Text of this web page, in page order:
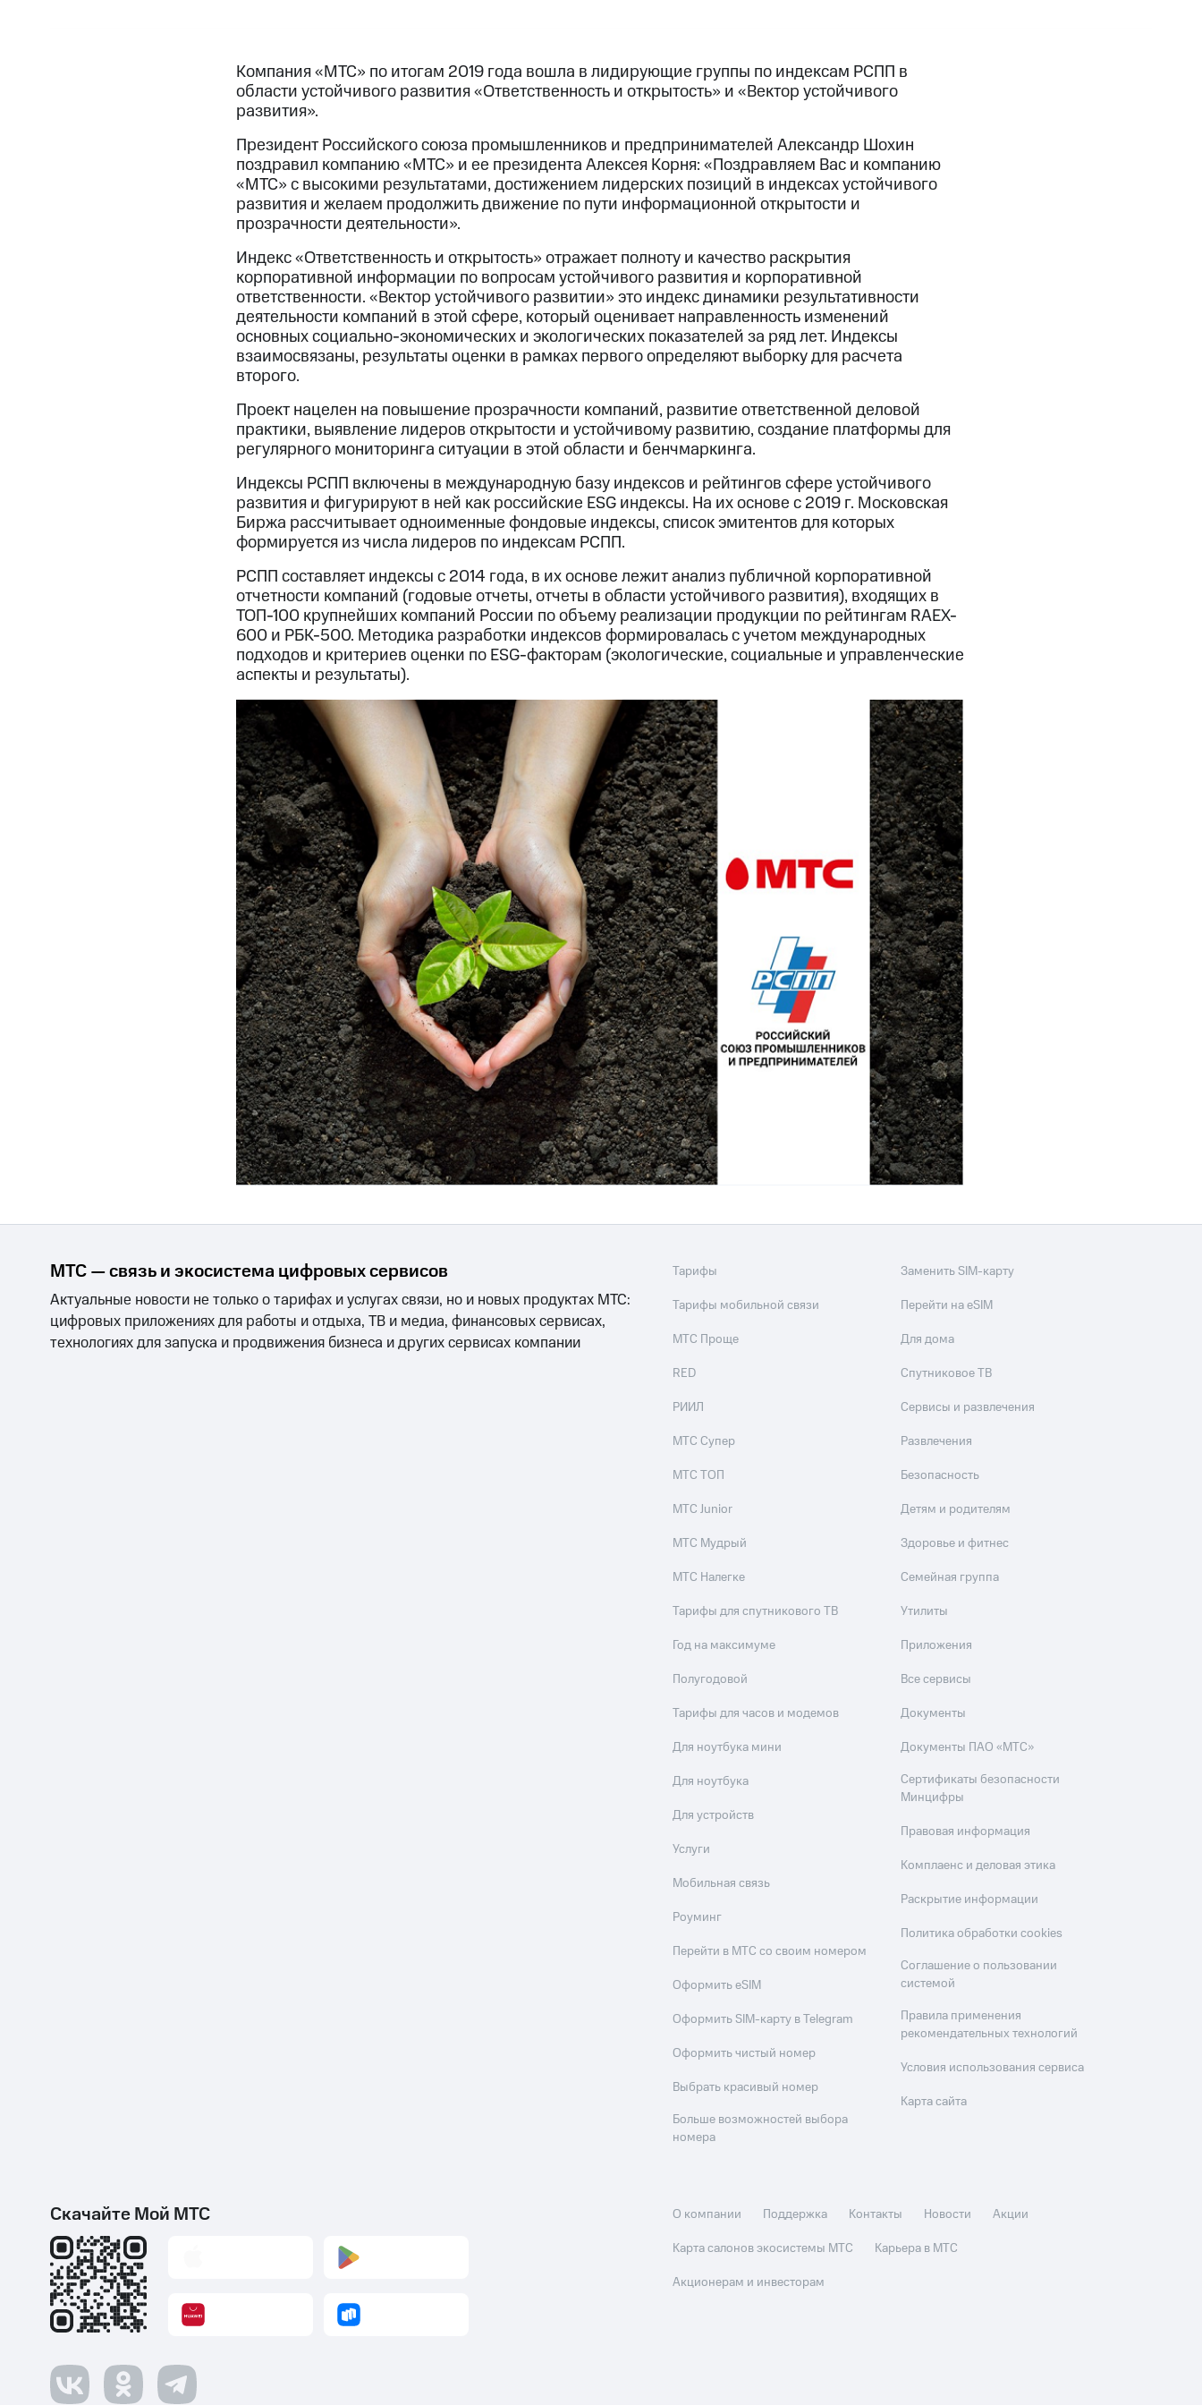
Компания «МТС» по итогам 2019 года вошла в лидирующие группы по индексам РСПП в
области устойчивого развития «Ответственность и открытость» и «Вектор устойчивого
развития».
Президент Российского союза промышленников и предпринимателей Александр Шохин
поздравил компанию «МТС» и ее президента Алексея Корня: «Поздравляем Вас и компанию
«МТС» с высокими результатами, достижением лидерских позиций в индексах устойчивого
развития и желаем продолжить движение по пути информационной открытости и
прозрачности деятельности».
Индекс «Ответственность и открытость» отражает полноту и качество раскрытия
корпоративной информации по вопросам устойчивого развития и корпоративной
ответственности. «Вектор устойчивого развитии» это индекс динамики результативности
деятельности компаний в этой сфере, который оценивает направленность изменений
основных социально-экономических и экологических показателей за ряд лет. Индексы
взаимосвязаны, результаты оценки в рамках первого определяют выборку для расчета
второго.
Проект нацелен на повышение прозрачности компаний, развитие ответственной деловой
практики, выявление лидеров открытости и устойчивому развитию, создание платформы для
регулярного мониторинга ситуации в этой области и бенчмаркинга.
Индексы РСПП включены в международную базу индексов и рейтингов сфере устойчивого
развития и фигурируют в ней как российские ESG индексы. На их основе с 2019 г. Московская
Биржа рассчитывает одноименные фондовые индексы, список эмитентов для которых
формируется из числа лидеров по индексам РСПП.
РСПП составляет индексы с 2014 года, в их основе лежит анализ публичной корпоративной
отчетности компаний (годовые отчеты, отчеты в области устойчивого развития), входящих в
ТОП-100 крупнейших компаний России по объему реализации продукции по рейтингам RAEX-
600 и РБК-500. Методика разработки индексов формировалась с учетом международных
подходов и критериев оценки по ESG-факторам (экологические, социальные и управленческие
аспекты и результаты).
МТС — связь и экосистема цифровых сервисов
Актуальные новости не только о тарифах и услугах связи, но и новых продуктах МТС:
цифровых приложениях для работы и отдыха, ТВ и медиа, финансовых сервисах,
технологиях для запуска и продвижения бизнеса и других сервисах компании
Тарифы
Тарифы мобильной связи
МТС Проще
RED
РИИЛ
МТС Супер
МТС ТОП
МТС Junior
МТС Мудрый
МТС Налегке
Тарифы для спутникового ТВ
Год на максимуме
Полугодовой
Тарифы для часов и модемов
Для ноутбука мини
Для ноутбука
Для устройств
Услуги
Мобильная связь
Роуминг
Перейти в МТС со своим номером
Оформить eSIM
Оформить SIM-карту в Telegram
Оформить чистый номер
Выбрать красивый номер
Больше возможностей выбора
номера
Заменить SIM-карту
Перейти на eSIM
Для дома
Спутниковое ТВ
Сервисы и развлечения
Развлечения
Безопасность
Детям и родителям
Здоровье и фитнес
Семейная группа
Утилиты
Приложения
Все сервисы
Документы
Документы ПАО «МТС»
Сертификаты безопасности
Минцифры
Правовая информация
Комплаенс и деловая этика
Раскрытие информации
Политика обработки cookies
Соглашение о пользовании
системой
Правила применения
рекомендательных технологий
Условия использования сервиса
Карта сайта
Скачайте Мой МТС О компании Поддержка Контакты Новости
Акции
Карта салонов экосистемы МТС
Карьера в МТС
Акционерам и инвесторам